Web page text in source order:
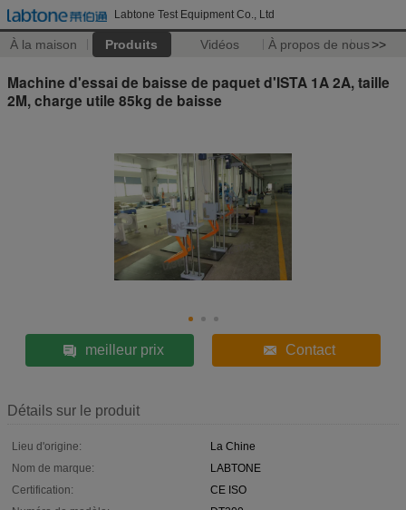
Labtone Test Equipment Co., Ltd
À la maison Produits Vidéos À propos de nous>>
Machine d'essai de baisse de paquet d'ISTA 1A 2A, taille
2M, charge utile 85kg de baisse
meilleur prix Contact
Détails sur le produit
Lieu d'origine:
La Chine
Nom de marque:
LABTONE
Certification:
CE ISO